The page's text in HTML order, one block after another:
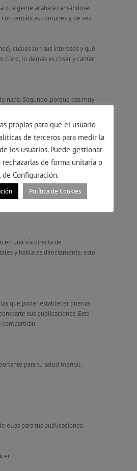
la gente acabará cansándose.
temáticas comunes y, de vez
cuáles son sus intereses y qué
claro, lo demás es coser y cantar.
nada. Segundo, porque das muy
portada y mantén una línea clara
bien. Conoce el formato de
copiar-pegar de una a otra
en una vía directa de
y háblales directamente, esto
que poder establecer buenas
sus publicaciones. Esto
para tu salud mental.
ellas para tus publicaciones.
propias para que el usuario
de terceros para medir la
los usuarios. Puede gestionar
de forma unitaria o
Configuración.
Política de Cookies